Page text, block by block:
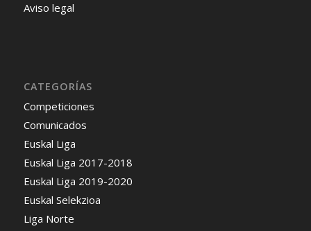
Aviso legal
CATEGORÍAS
Competiciones
Comunicados
Euskal Liga
Euskal Liga 2017-2018
Euskal Liga 2019-2020
Euskal Selekzioa
Liga Norte